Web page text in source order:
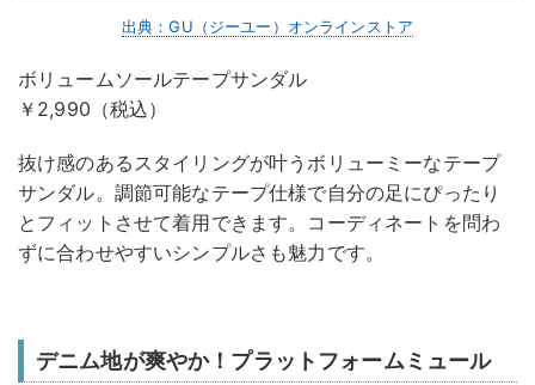
出典：GU（ジーユー）オンラインストア
ボリュームソールテープサンダル
￥2,990（税込）
抜け感のあるスタイリングが叶うボリューミーなテープ
サンダル。調節可能なテープ仕様で自分の足にぴったり
とフィットさせて着用できます。コーディネートを問わ
ずに合わせやすいシンプルさも魅力です。
デニム地が爽やか！プラットフォームミュール